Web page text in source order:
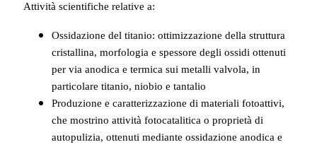
Attività scientifiche relative a:
Ossidazione del titanio: ottimizzazione della struttura
cristallina, morfologia e spessore degli ossidi ottenuti
per via anodica e termica sui metalli valvola, in
particolare titanio, niobio e tantalio
Produzione e caratterizzazione di materiali fotoattivi,
che mostrino attività fotocatalitica o proprietà di
autopulizia, ottenuti mediante ossidazione anodica e